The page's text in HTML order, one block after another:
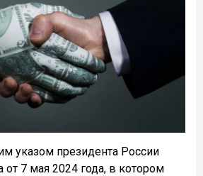
указом президента России
от 7 мая 2024 года, в котором